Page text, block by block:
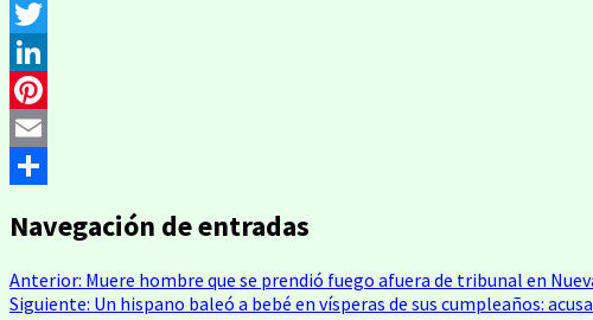
Messenger
Twitter
LinkedIn
Pinterest
Email
Navegación de entradas
Anterior: Muere hombre que se prendió fuego afuera de tribunal en
Siguiente: Un hispano baleó a bebé en vísperas de sus cumpleaños: